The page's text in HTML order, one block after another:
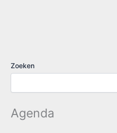
Zoeken
Agenda